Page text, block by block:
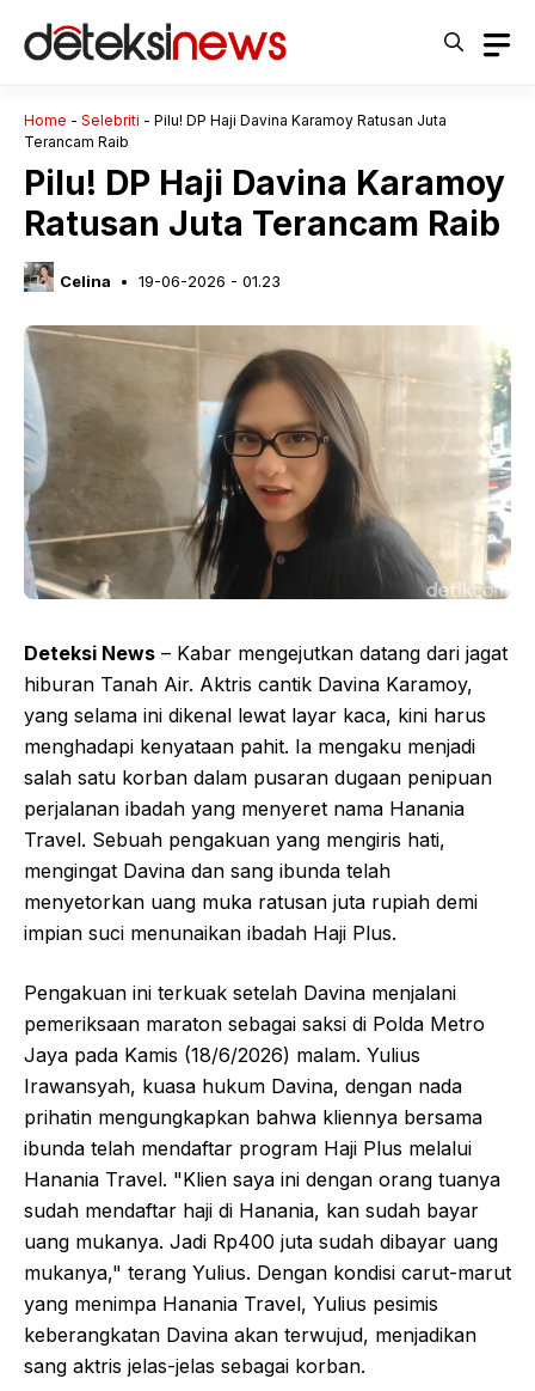
Home - Selebriti - Pilu! DP Haji Davina Karamoy Ratusan Juta
Terancam Raib
Pilu! DP Haji Davina Karamoy
Ratusan Juta Terancam Raib
Celina 19-06-2026 - 01.23
Deteksi News – Kabar mengejutkan datang dari jagat
hiburan Tanah Air. Aktris cantik Davina Karamoy,
yang selama ini dikenal lewat layar kaca, kini harus
menghadapi kenyataan pahit. Ia mengaku menjadi
salah satu korban dalam pusaran dugaan penipuan
perjalanan ibadah yang menyeret nama Hanania
Travel. Sebuah pengakuan yang mengiris hati,
mengingat Davina dan sang ibunda telah
menyetorkan uang muka ratusan juta rupiah demi
impian suci menunaikan ibadah Haji Plus.
Pengakuan ini terkuak setelah Davina menjalani
pemeriksaan maraton sebagai saksi di Polda Metro
Jaya pada Kamis (18/6/2026) malam. Yulius
Irawansyah, kuasa hukum Davina, dengan nada
prihatin mengungkapkan bahwa kliennya bersama
ibunda telah mendaftar program Haji Plus melalui
Hanania Travel. "Klien saya ini dengan orang tuanya
sudah mendaftar haji di Hanania, kan sudah bayar
uang mukanya. Jadi Rp400 juta sudah dibayar uang
mukanya," terang Yulius. Dengan kondisi carut-marut
yang menimpa Hanania Travel, Yulius pesimis
keberangkatan Davina akan terwujud, menjadikan
sang aktris jelas-jelas sebagai korban.